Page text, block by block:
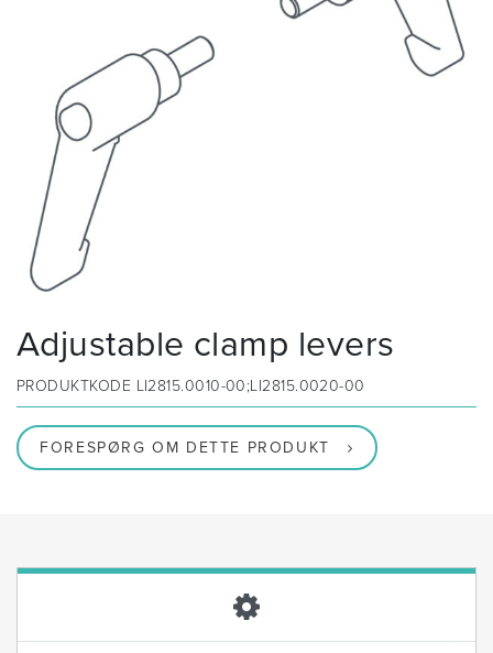
Adjustable clamp levers
PRODUKTKODE LI2815.0010-00;LI2815.0020-00
FORESPØRG OM DETTE PRODUKT